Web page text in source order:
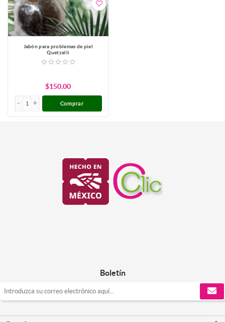
Jabón para problemas de piel
Quetzalli
$150.00
Comprar
Boletín